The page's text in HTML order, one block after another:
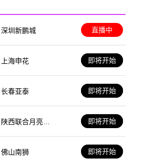
深圳新鹏城 直播中
上海申花 即将开始
长春亚泰 即将开始
陕西联合月亮泊
即将开始
佛山南狮 即将开始